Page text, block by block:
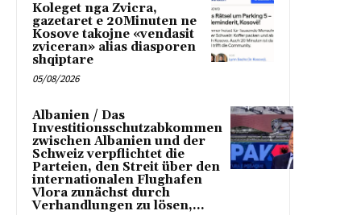
Koleget nga Zvicra,
gazetaret e 20Minuten ne
Kosove takojne «vendasit
zviceran» alias diasporen
shqiptare
05/08/2026
Albanien / Das
Investitionsschutzabkommen
zwischen Albanien und der
Schweiz verpflichtet die
Parteien, den Streit über den
internationalen Flughafen
Vlora zunächst durch
Verhandlungen zu lösen,...